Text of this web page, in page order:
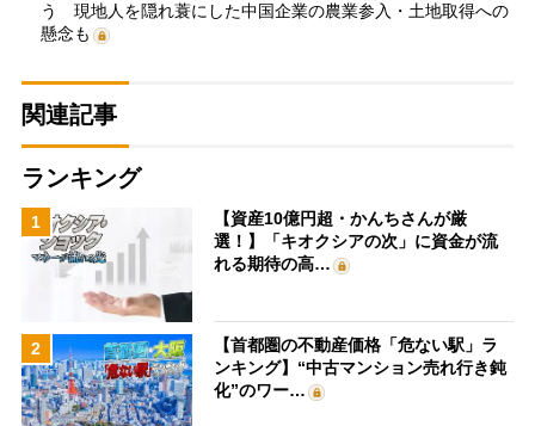
う 現地人を隠れ蓑にした中国企業の農業参入・土地取得への
懸念も
関連記事
ランキング
1
【資産10億円超・かんちさんが厳
選！】「キオクシアの次」に資金が流
れる期待の高…
2
【首都圏の不動産価格「危ない駅」ラ
ンキング】“中古マンション売れ行き鈍
化”のワー…